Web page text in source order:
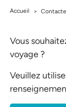
Accueil >
Vous
voyage ?
Veuillez